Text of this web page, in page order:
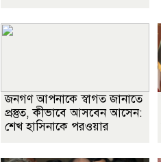
জনগণ আপনাকে স্বাগত জানাতে
প্রস্তুত, কীভাবে আসবেন আসেন:
শেখ হাসিনাকে পরওয়ার